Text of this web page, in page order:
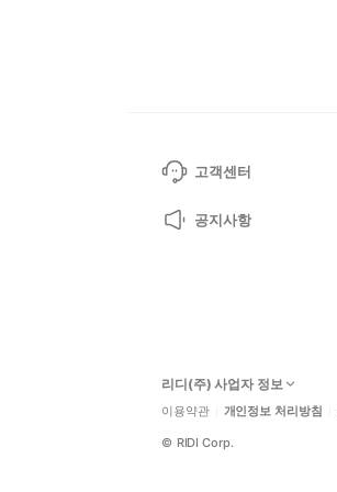
고객센터
공지사항
리디(주) 사업자 정보
이용약관 개인정보 처리방침
© RIDI Corp.